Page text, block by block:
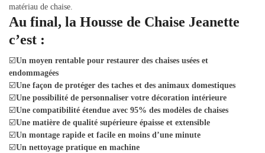
matériau de chaise.
Au final, la Housse de Chaise Jeanette
c’est :
☑️Un moyen rentable pour restaurer des chaises usées et
endommagées
☑️Une façon de protéger des taches et des animaux domestiques
☑️Une possibilité de personnaliser votre décoration intérieure
☑️Une compatibilité étendue avec 95% des modèles de chaises
☑️Une matière de qualité supérieure épaisse et extensible
☑️Un montage rapide et facile en moins d’une minute
☑️Un nettoyage pratique en machine